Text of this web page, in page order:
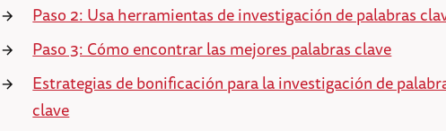
Paso 2: Usa herramientas de investigación de palabras
Paso 3: Cómo encontrar las mejores palabras clave
Estrategias de bonificación para la investigación de
clave